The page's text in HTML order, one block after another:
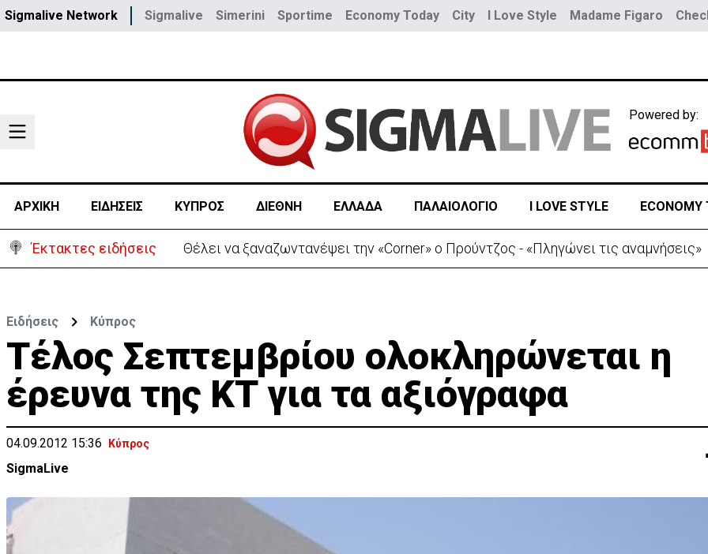
Sigmalive Network Sigmalive Simerini Sportime Economy Today City I Love Style Madame Figaro
Powered by:
ΑΡΧΙΚΗ ΕΙΔΗΣΕΙΣ ΚΥΠΡΟΣ ΔΙΕΘΝΗ ΕΛΛΑΔΑ ΠΑΛΑΙΟΛΟΓΙΟ I LOVE STYLE ECONOMY
Έκτακτες ειδήσεις Θέλει να ξαναζωντανέψει την «Corner» o Προύντζος - «Πληγώνει τις αναμνήσεις»
Ειδήσεις Κύπρος
Τέλος Σεπτεμβρίου ολοκληρώνεται η
έρευνα της ΚΤ για τα αξιόγραφα
04.09.2012 15:36 Κύπρος
SigmaLive